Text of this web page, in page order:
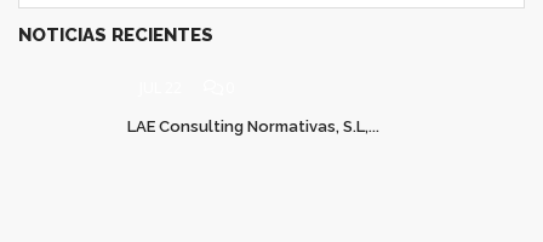
NOTICIAS RECIENTES
LAE Consulting Normativas, S.L,...